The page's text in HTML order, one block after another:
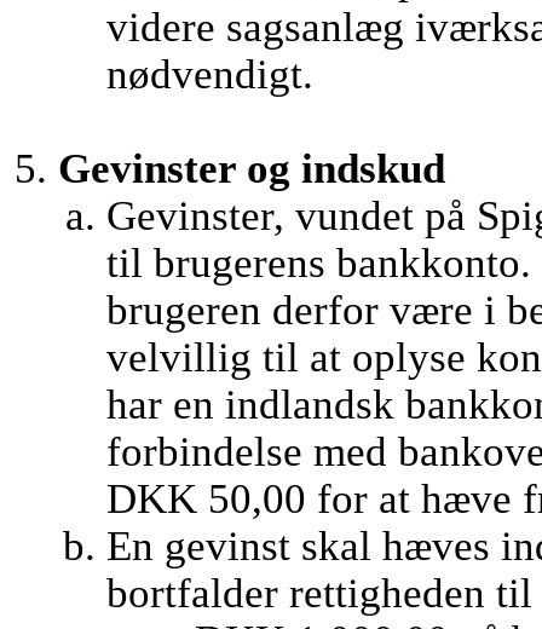
videre sagsanlæg
nødvendigt.
Gevinster og indskud
Gevinster, vundet på
til brugerens
brugeren derfor være i
velvillig til at oplyse
har en indlandsk
forbindelse med
DKK 50,00 for at hæve
En gevinst skal hæves
bortfalder rettigheden til